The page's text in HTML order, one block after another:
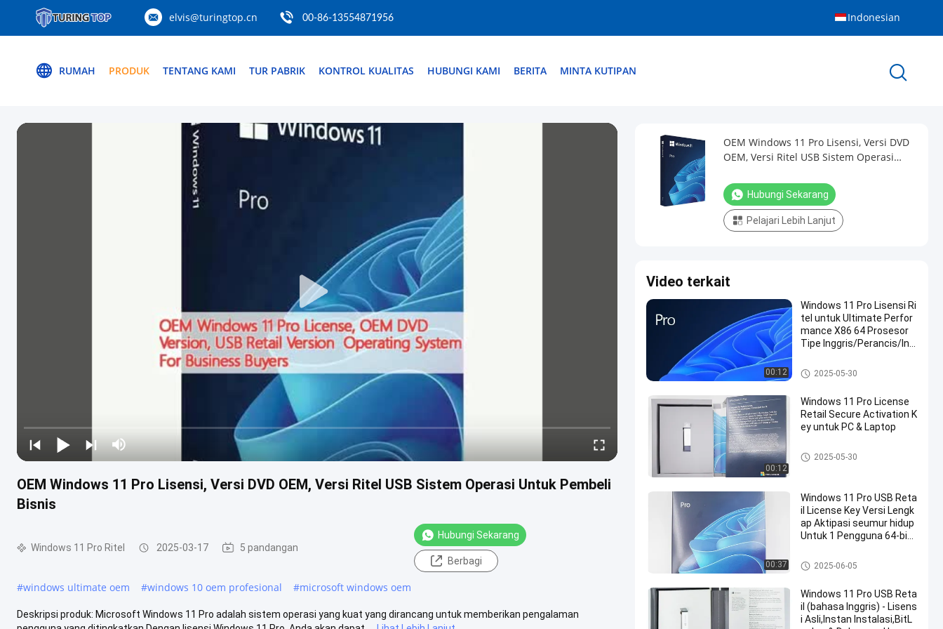
elvis@turingtop.cn 00-86-13554871956 Indonesian
RUMAH PRODUK TENTANG KAMI TUR PABRIK KONTROL KUALITAS HUBUNGI KAMI BERITA MINTA KUTIPAN
OEM Windows 11 Pro Lisensi, Versi DVD OEM, Versi Ritel USB Sistem Operasi Untuk Pembeli
Bisnis
Windows 11 Pro Ritel 2025-03-17 5 pandangan
Hubungi Sekarang
Berbagi
#windows ultimate oem #windows 10 oem profesional #microsoft windows oem
Deskripsi produk: Microsoft Windows 11 Pro adalah sistem operasi yang kuat yang dirancang untuk memberikan pengalaman
OEM Windows 11 Pro Lisensi, Versi DVD
OEM, Versi Ritel USB Sistem Operasi
Hubungi Sekarang
Pelajari Lebih Lanjut
Video terkait
00:12
Windows 11 Pro Lisensi Ri
tel untuk Ultimate Perfor
mance X86 64 Prosesor
Tipe Inggris/Perancis/Ing
ng
Windows 11 Pro Ritel
2025-05-30
00:12
Windows 11 Pro License
Retail Secure Activation K
ey untuk PC & Laptop
Windows 11 Pro Ritel
2025-05-30
00:37
Windows 11 Pro USB Reta
il License Key Versi Lengk
ap Aktipasi seumur hidup
Untuk 1 Pengguna 64-bit
ndia/Jepang/Perancis
Windows 11 Pro Ritel
2025-06-05
Windows 11 Pro USB Reta
il (bahasa Inggris) - Lisens
i Asli,Instan Instalasi,BitL